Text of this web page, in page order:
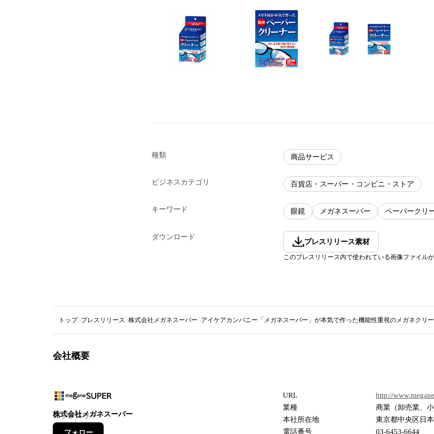
種類 商品サービス
ビジネスカテゴリ 百貨店・スーパー・コンビニ・ストア
キーワード 眼鏡 メガネスーパー ペーパークリ
ダウンロード
プレスリリース素材
このプレスリリース内で使われている画像ファイル
トップ プレスリリース 株式会社メガネスーパー アイケアカンパニー「メガネスーパー」が本気で作った機能性重視のメガネクリ
会社概要
株式会社メガネスーパー
15フォロワー
URL
http://
業種
商業（卸売業、
本社所在地
東京都中央区日
電話番号
03-6453-6644